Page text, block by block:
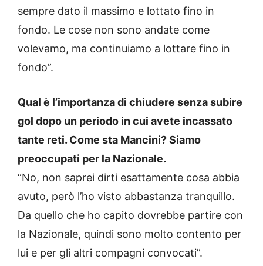
sempre dato il massimo e lottato fino in
fondo. Le cose non sono andate come
volevamo, ma continuiamo a lottare fino in
fondo”.
Qual è l’importanza di chiudere senza subire
gol dopo un periodo in cui avete incassato
tante reti. Come sta Mancini? Siamo
preoccupati per la Nazionale.
“No, non saprei dirti esattamente cosa abbia
avuto, però l’ho visto abbastanza tranquillo.
Da quello che ho capito dovrebbe partire con
la Nazionale, quindi sono molto contento per
lui e per gli altri compagni convocati”.